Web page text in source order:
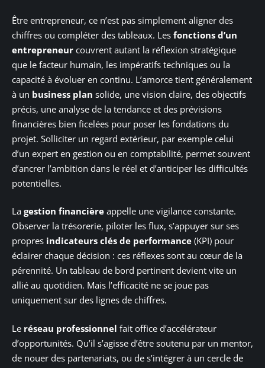
Être entrepreneur, ce n’est pas simplement aligner des
chiffres ou compléter des tableaux. Les fonctions d’un
entrepreneur couvrent autant la réflexion stratégique
que le facteur humain, les impératifs techniques ou la
capacité à évoluer en continu. L’amorce tient généralement
à un business plan solide, une vision claire, des objectifs
précis, une analyse de la tendance et des prévisions
financières bien ficelées pour poser les fondations du
projet. Solliciter un regard extérieur, par exemple celui
d’un expert en gestion ou en comptabilité, permet souvent
d’ancrer l’ambition dans le réel et d’anticiper les difficultés
potentielles.
La gestion financière appelle une vigilance constante.
Observer la trésorerie, piloter les flux, s’appuyer sur ses
propres indicateurs clés de performance (KPI) pour
éclairer chaque décision : ces réflexes sont au cœur de la
pérennité. Un tableau de bord pertinent devient vite un
allié au quotidien. Mais l’efficacité ne se joue pas
uniquement sur des lignes de chiffres.
Le réseau professionnel fait office d’accélérateur
d’opportunités. Qu’il s’agisse d’être soutenu par un mentor,
de nouer des partenariats, ou de s’intégrer à un cercle de